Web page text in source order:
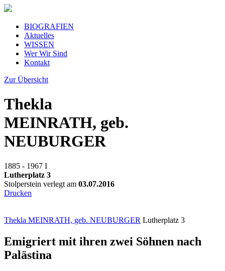
BIOGRAFIEN
Aktuelles
WISSEN
Wer Wir Sind
Kontakt
Zur Übersicht
Thekla
MEINRATH, geb.
NEUBURGER
1885 - 1967 I
Lutherplatz 3
Stolperstein verlegt am 03.07.2016
Drucken
Thekla MEINRATH, geb. NEUBURGER Lutherplatz 3
Emigriert mit ihren zwei Söhnen nach
Palästina